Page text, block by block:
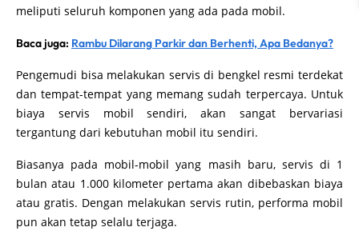
meliputi seluruh komponen yang ada pada mobil.
Baca juga: Rambu Dilarang Parkir dan Berhenti, Apa Bedanya?
Pengemudi bisa melakukan servis di bengkel resmi terdekat
dan tempat-tempat yang memang sudah terpercaya. Untuk
biaya servis mobil sendiri, akan sangat bervariasi
tergantung dari kebutuhan mobil itu sendiri.
Biasanya pada mobil-mobil yang masih baru, servis di 1
bulan atau 1.000 kilometer pertama akan dibebaskan biaya
atau gratis. Dengan melakukan servis rutin, performa mobil
pun akan tetap selalu terjaga.